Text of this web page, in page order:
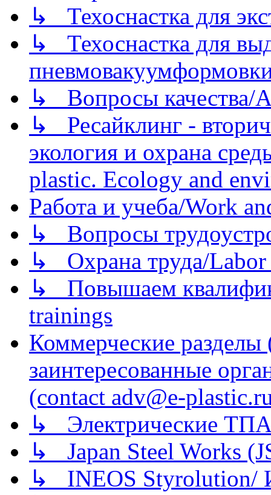
↳ Техоснастка для
↳ Техоснастка для
↳ Вопросы качества/
↳ Ресайклинг -
экология и охрана
plastic. Ecology and
Работа и учеба/Work
↳ Вопросы
↳ Охрана труда/Labor
↳ Повышаем
trainings
Коммерческие
заинтересованные
(contact adv@e-
↳ Электрические
↳ Japan Steel Works
↳ INEOS